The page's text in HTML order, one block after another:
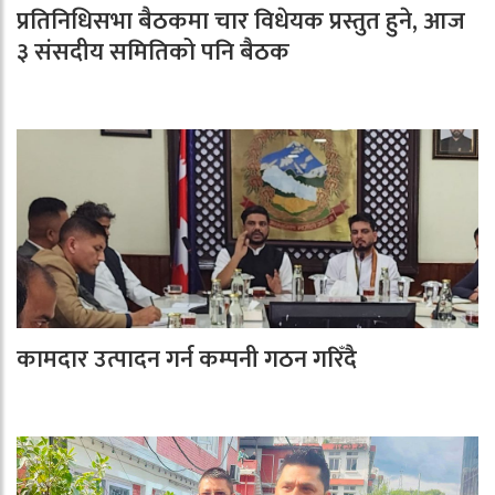
प्रतिनिधिसभा बैठकमा चार विधेयक प्रस्तुत हुने, आज
३ संसदीय समितिको पनि बैठक
कामदार उत्पादन गर्न कम्पनी गठन गरिँदै